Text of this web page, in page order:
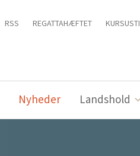
RSS REGATTAHÆFTET
Nyheder Landshold